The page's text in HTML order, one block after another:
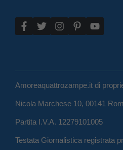
Amoreaquattrozampe.it di
Nicola Marchese 10, 00141
Partita I.V.A. 12279101005
Testata Giornalistica registrata